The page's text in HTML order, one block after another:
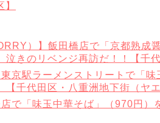
）】飯田橋店で「京都熟成
泣きのリベンジ再訪だ！！【千代
京駅ラーメンストリートで「味
【千代田区・八重洲地下街（ヤエ
で「味玉中華そば」（970円）